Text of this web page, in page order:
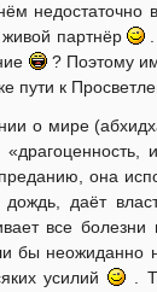
недостаточно
партнёр
.
? Поэтому
пути к
о мире
она
дождь, даёт
все
бы неожиданно
усилий
.